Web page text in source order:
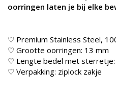
oorringen laten je bij elke
♡ Premium Stainless Steel,
♡ Grootte oorringen: 13 mm
♡ Lengte bedel met sterretje:
♡ Verpakking: ziplock zakje